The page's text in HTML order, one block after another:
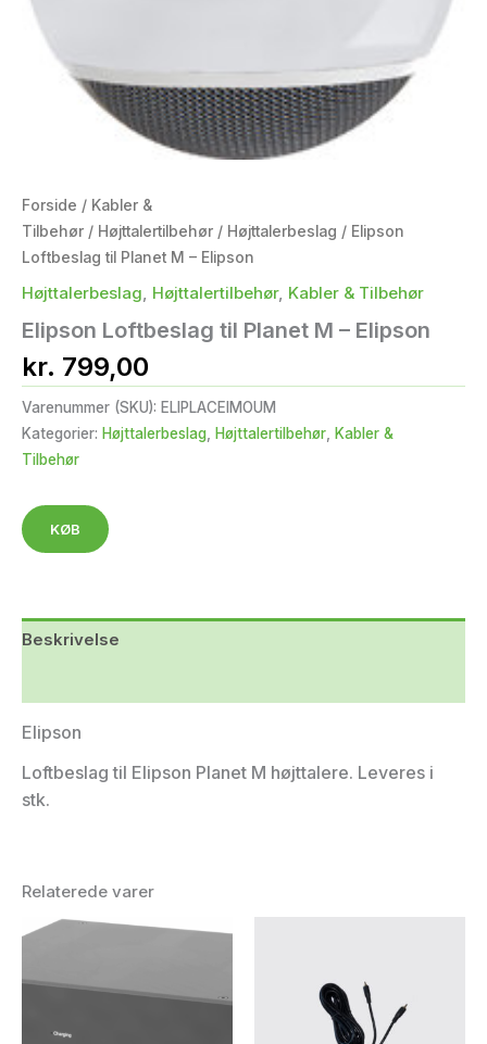
Forside / Kabler &
Tilbehør / Højttalertilbehør / Højttalerbeslag / Elipson
Loftbeslag til Planet M – Elipson
Højttalerbeslag, Højttalertilbehør, Kabler & Tilbehør
Elipson Loftbeslag til Planet M – Elipson
kr. 799,00
Varenummer (SKU): ELIPLACEIMOUM
Kategorier: Højttalerbeslag Højttalertilbehør
Kabler &
Tilbehør
KØB
Beskrivelse
Elipson
Loftbeslag til Elipson Planet M højttalere. Leveres i
stk.
Relaterede varer